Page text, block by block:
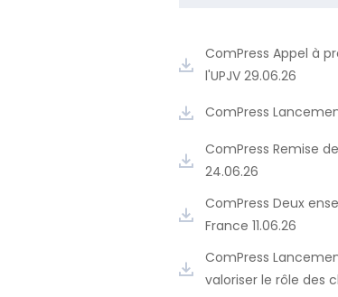
ComPress Appel à
l'UPJV 29.06.26
ComPress
ComPress Remise
24.06.26
ComPress Deux
France 11.06.26
ComPress
valoriser le rôle des